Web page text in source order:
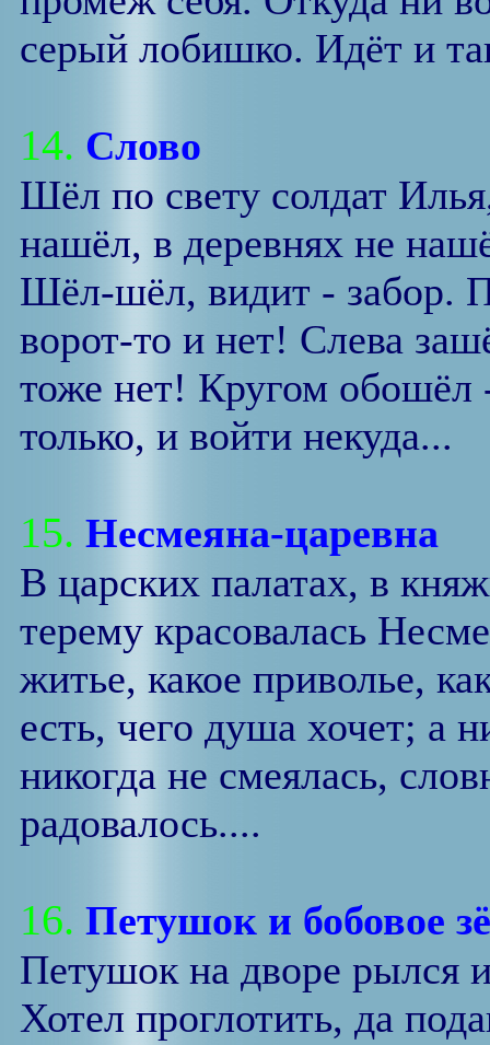
серый лобишко. Идёт и
14. Слово
Шёл по свету солдат
нашёл, в деревнях не
Шёл-шёл, видит - забор.
ворот-то и нет! Слева
тоже нет! Кругом обошёл
только, и войти некуда...
15. Несмеяна-царевна
В царских палатах, в
терему красовалась
житье, какое приволье,
есть, чего душа хочет; а
никогда не смеялась,
радовалось....
16. Петушок и бобовое
Петушок на дворе рылся
Хотел проглотить, да